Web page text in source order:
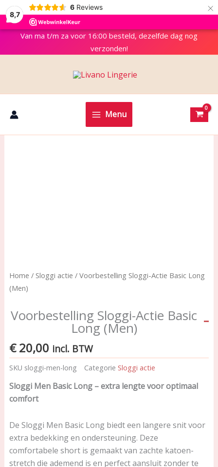
8,7
6 Reviews ×
Van ma t/m za voor 16:00 besteld, dezelfde dag nog
verzonden!
Menu
Home / Sloggi actie / Voorbestelling Sloggi-Actie Basic Long
(Men)
Voorbestelling Sloggi-Actie Basic
Long (Men)
€20,00 incl. BTW
SKU sloggi-men-long Categorie Sloggi actie
Sloggi Men Basic Long – extra lengte voor optimaal
comfort
De Sloggi Men Basic Long biedt een langere snit voor
extra bedekking en ondersteuning. Deze
comfortabele short is gemaakt van zachte katoen-
stretch die ademend is en perfect aansluit zonder te